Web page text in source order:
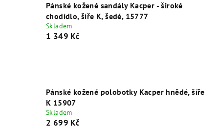
Pánské kožené sandály Kacper - široké
chodidlo, šíře K, šedé, 15777
Skladem
1 349 Kč
Pánské kožené polobotky Kacper hnědé, šíře
K 15907
Skladem
2 699 Kč